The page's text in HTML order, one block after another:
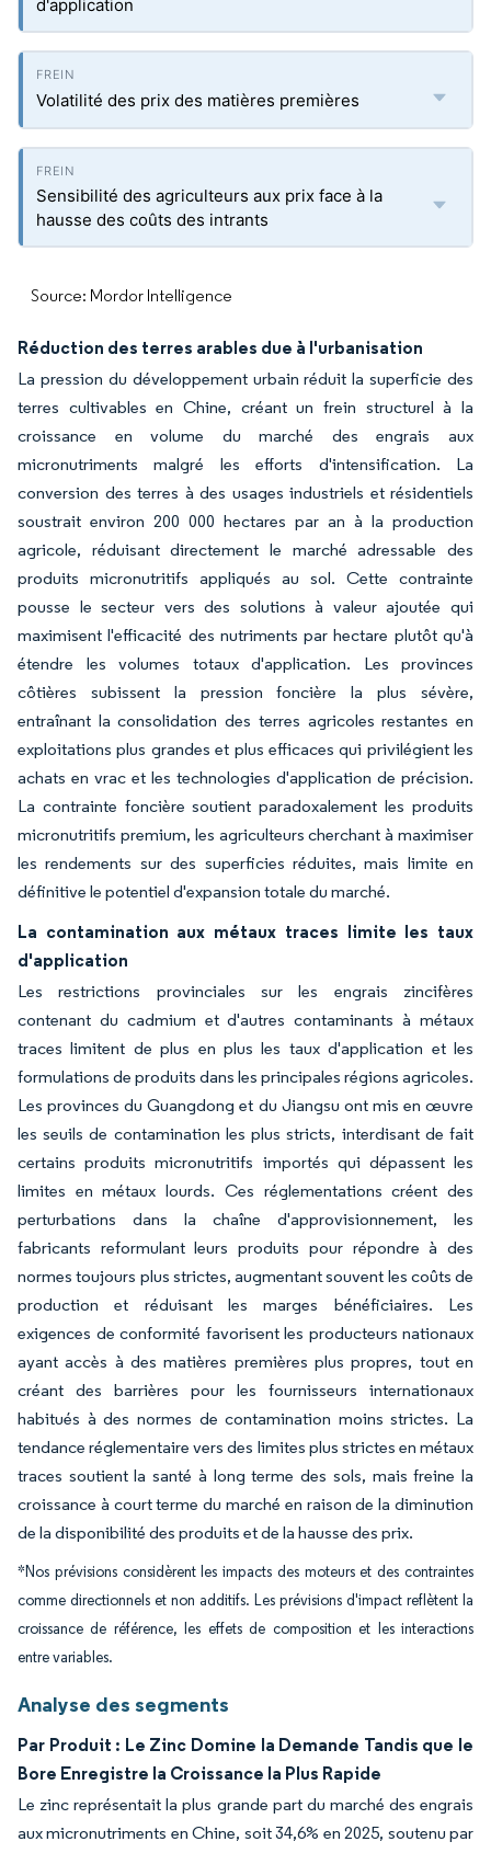
d'application
Volatilité des prix des matières premières
Sensibilité des agriculteurs aux prix face à la
hausse des coûts des intrants
Source: Mordor Intelligence
Réduction des terres arables due à l'urbanisation
La pression du développement urbain réduit la superficie des
terres cultivables en Chine, créant un frein structurel à la
croissance en volume du marché des engrais aux
micronutriments malgré les efforts d'intensification. La
conversion des terres à des usages industriels et résidentiels
soustrait environ 200 000 hectares par an à la production
agricole, réduisant directement le marché adressable des
produits micronutritifs appliqués au sol. Cette contrainte
pousse le secteur vers des solutions à valeur ajoutée qui
maximisent l'efficacité des nutriments par hectare plutôt qu'à
étendre les volumes totaux d'application. Les provinces
côtières subissent la pression foncière la plus sévère,
entraînant la consolidation des terres agricoles restantes en
exploitations plus grandes et plus efficaces qui privilégient les
achats en vrac et les technologies d'application de précision.
La contrainte foncière soutient paradoxalement les produits
micronutritifs premium, les agriculteurs cherchant à maximiser
les rendements sur des superficies réduites, mais limite en
définitive le potentiel d'expansion totale du marché.
La contamination aux métaux traces limite les taux
d'application
Les restrictions provinciales sur les engrais zincifères
contenant du cadmium et d'autres contaminants à métaux
traces limitent de plus en plus les taux d'application et les
formulations de produits dans les principales régions agricoles.
Les provinces du Guangdong et du Jiangsu ont mis en œuvre
les seuils de contamination les plus stricts, interdisant de fait
certains produits micronutritifs importés qui dépassent les
limites en métaux lourds. Ces réglementations créent des
perturbations dans la chaîne d'approvisionnement, les
fabricants reformulant leurs produits pour répondre à des
normes toujours plus strictes, augmentant souvent les coûts de
production et réduisant les marges bénéficiaires. Les
exigences de conformité favorisent les producteurs nationaux
ayant accès à des matières premières plus propres, tout en
créant des barrières pour les fournisseurs internationaux
habitués à des normes de contamination moins strictes. La
tendance réglementaire vers des limites plus strictes en métaux
traces soutient la santé à long terme des sols, mais freine la
croissance à court terme du marché en raison de la diminution
de la disponibilité des produits et de la hausse des prix.
*Nos prévisions considèrent les impacts des moteurs et des contraintes
comme directionnels et non additifs. Les prévisions d'impact reflètent la
croissance de référence, les effets de composition et les interactions
entre variables.
Analyse des segments
Par Produit : Le Zinc Domine la Demande Tandis que le
Bore Enregistre la Croissance la Plus Rapide
Le zinc représentait la plus grande part du marché des engrais
aux micronutriments en Chine, soit 34,6% en 2025, soutenu par